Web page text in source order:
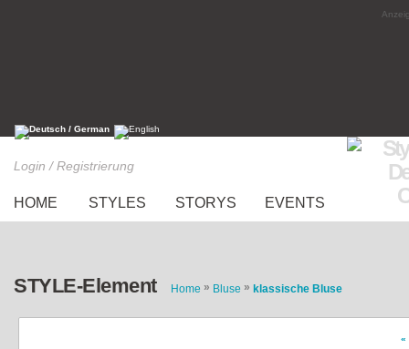
Login / Registrierung
HOME STYLES STORYS EVENTS
STYLE-Element Home » Bluse » klassische Bluse
«